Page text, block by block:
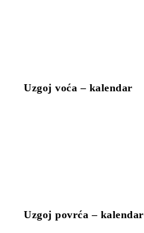
Uzgoj voća – kalendar
Uzgoj povrća – kalendar